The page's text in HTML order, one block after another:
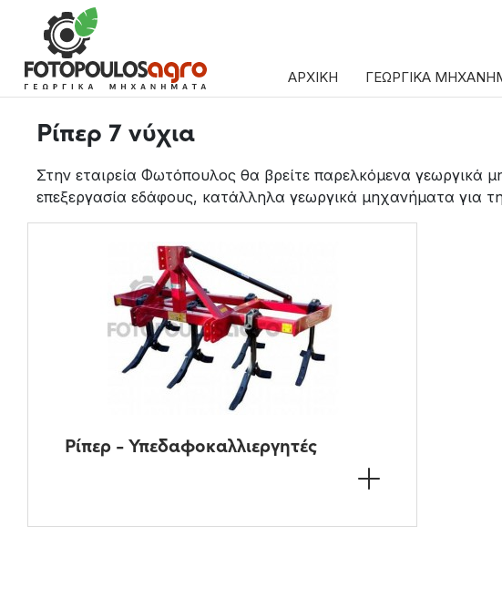
ΑΡΧΙΚΗ ΓΕΩΡΓΙΚΑ
Ρίπερ 7 νύχια
Στην εταιρεία Φωτόπουλος θα βρείτε παρελκόμενα γεωργικά
επεξεργασία εδάφους, κατάλληλα γεωργικά μηχανήματα για
Ρίπερ - Υπεδαφοκαλλιεργητές